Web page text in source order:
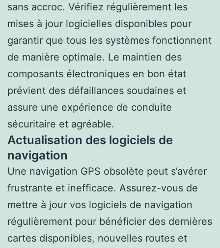
sans accroc. Vérifiez régulièrement les
mises à jour logicielles disponibles pour
garantir que tous les systèmes fonctionnent
de manière optimale. Le maintien des
composants électroniques en bon état
prévient des défaillances soudaines et
assure une expérience de conduite
sécuritaire et agréable.
Actualisation des logiciels de
navigation
Une navigation GPS obsolète peut s’avérer
frustrante et inefficace. Assurez-vous de
mettre à jour vos logiciels de navigation
régulièrement pour bénéficier des dernières
cartes disponibles, nouvelles routes et